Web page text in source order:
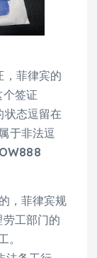
，菲律宾的
签证
状态逗留在
于非法逗
，菲律宾规
工部门的